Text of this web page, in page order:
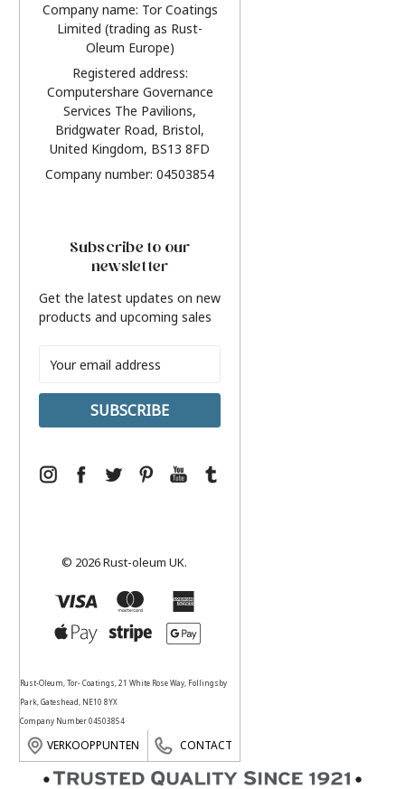
Company name: Tor Coatings
Limited (trading as Rust-
Oleum Europe)
Registered address:
Computershare Governance
Services The Pavilions,
Bridgwater Road, Bristol,
United Kingdom, BS13 8FD
Company number: 04503854
Subscribe to our
newsletter
Get the latest updates on new
products and upcoming sales
Address
© 2026 Rust-oleum UK.
Rust-Oleum, Tor- Coatings, 21 White Rose Way, Follingsby
Park, Gateshead, NE10 8YX
Company Number 04503854
VERKOOPPUNTEN CONTACT